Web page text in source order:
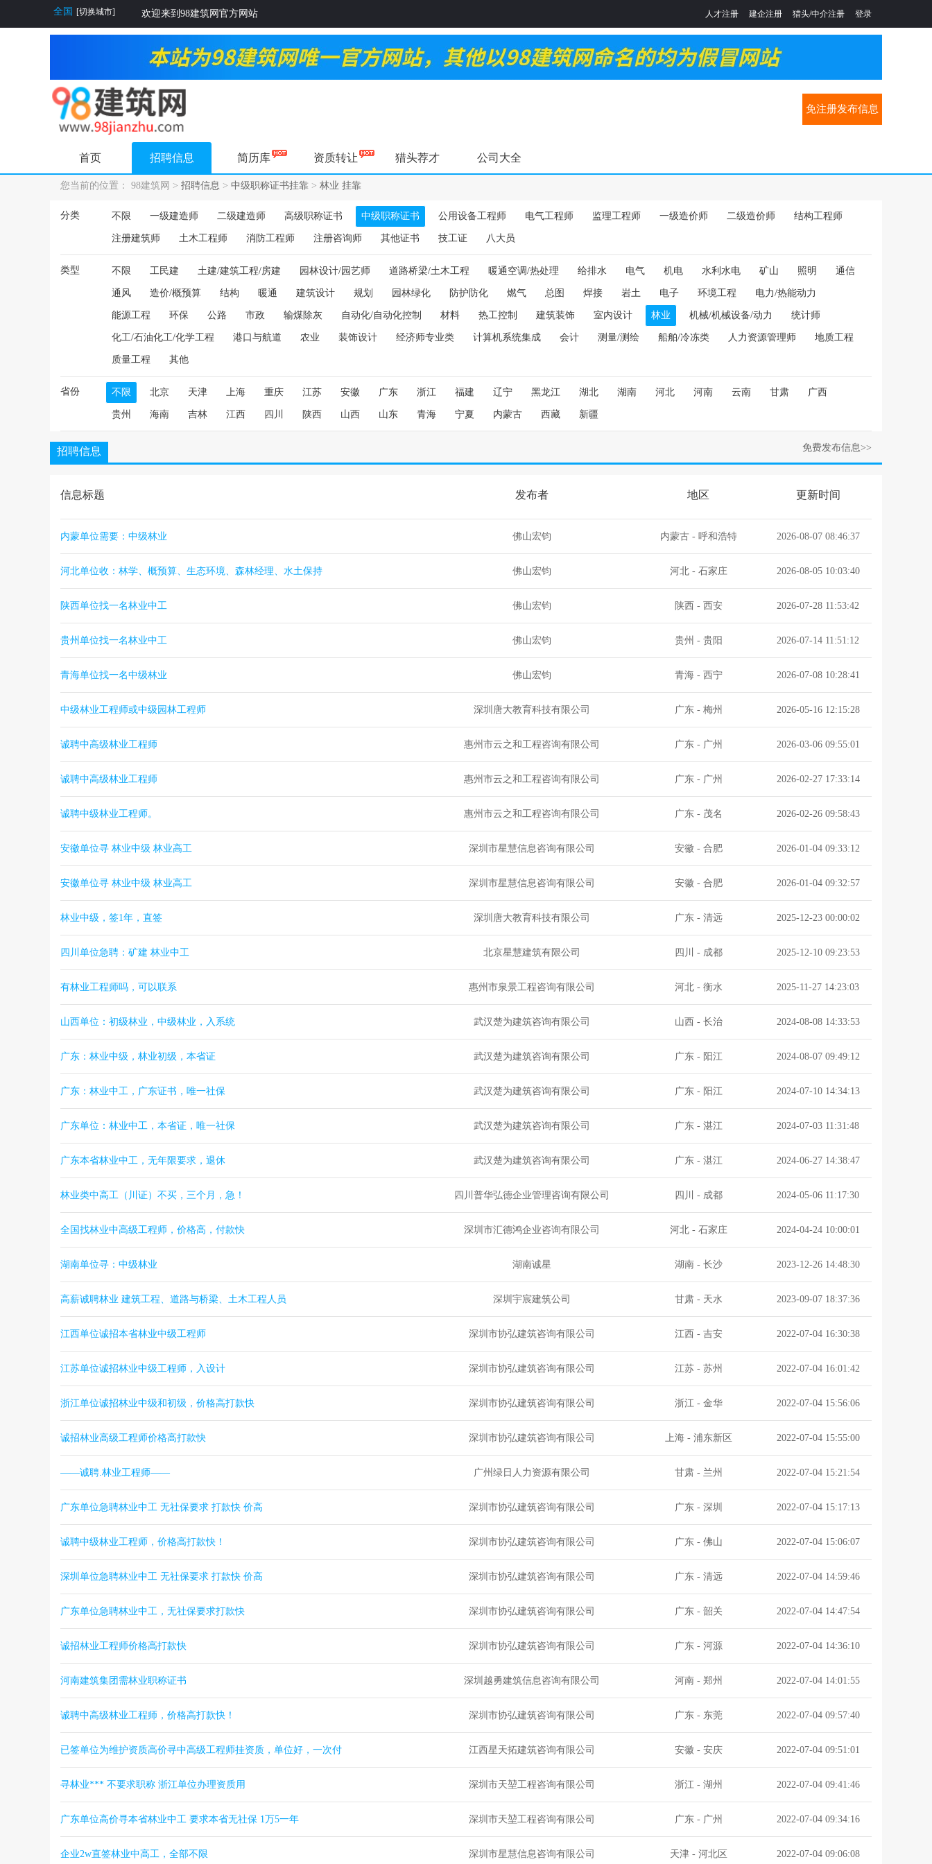
全国 [切换城市] 欢迎来到98建筑网官方网站 人才注册 建企注册 猎头/中介注册 登录
免注册发布信息
首页 招聘信息 简历库 资质转让 猎头荐才 公司大全
您当前的位置： 98建筑网 > 招聘信息 > 中级职称证书挂靠 > 林业 挂靠
分类 不限 一级建造师 二级建造师 高级职称证书 中级职称证书 公用设备工程师 电气工程师 监理工程师 一级造价师 二级造价师 结构工程师
注册建筑师 土木工程师 消防工程师 注册咨询师 其他证书 技工证 八大员
类型 不限 工民建 土建/建筑工程/房建 园林设计/园艺师 道路桥梁/土木工程 暖通空调/热处理 给排水 电气 机电 水利水电 矿山 照明 通信
通风 造价/概预算 结构 暖通 建筑设计 规划 园林绿化 防护防化 燃气 总图 焊接 岩土 电子 环境工程 电力/热能动力
能源工程 环保 公路 市政 输煤除灰 自动化/自动化控制 材料 热工控制 建筑装饰 室内设计 林业 机械/机械设备/动力 统计师
化工/石油化工/化学工程 港口与航道 农业 装饰设计 经济师专业类 计算机系统集成 会计 测量/测绘 船舶/冷冻类 人力资源管理师 地质工程
质量工程 其他
省份 不限 北京 天津 上海 重庆 江苏 安徽 广东 浙江 福建 辽宁 黑龙江 湖北 湖南 河北 河南 云南 甘肃 广西
贵州 海南 吉林 江西 四川 陕西 山西 山东 青海 宁夏 内蒙古 西藏 新疆
招聘信息 免费发布信息>>
信息标题 发布者 地区 更新时间
内蒙单位需要：中级林业 佛山宏钧 内蒙古- 呼和浩特 2026-08-07 08:46:37
河北单位收：林学、概预算、生态环境、森林经理、水土保持 佛山宏钧 河北- 石家庄 2026-08-05 10:03:40
陕西单位找一名林业中工 佛山宏钧 陕西 - 西安 2026-07-28 11:53:42
贵州单位找一名林业中工 佛山宏钧 贵州 - 贵阳 2026-07-14 11:51:12
青海单位找一名中级林业 佛山宏钧 青海- 西宁 2026-07-08 10:28:41
中级林业工程师或中级园林工程师 深圳唐大教育科技有限公司 广东- 梅州 2026-05-16 12:15:28
诚聘中高级林业工程师 惠州市云之和工程咨询有限公司 广东- 广州 2026-03-06 09:55:01
诚聘中高级林业工程师 惠州市云之和工程咨询有限公司 广东- 广州 2026-02-27 17:33:14
诚聘中级林业工程师。 惠州市云之和工程咨询有限公司 广东- 茂名 2026-02-26 09:58:43
安徽单位寻 林业中级 林业高工 深圳市星慧信息咨询有限公司 安徽- 合肥 2026-01-04 09:33:12
安徽单位寻 林业中级 林业高工 深圳市星慧信息咨询有限公司 安徽- 合肥 2026-01-04 09:32:57
林业中级，签1年，直签 深圳唐大教育科技有限公司 广东- 清远 2025-12-23 00:00:02
四川单位急聘：矿建 林业中工 北京星慧建筑有限公司 四川 - 成都 2025-12-10 09:23:53
有林业工程师吗，可以联系 惠州市泉景工程咨询有限公司 河北- 衡水 2025-11-27 14:23:03
山西单位：初级林业，中级林业，入系统 武汉楚为建筑咨询有限公司 山西 - 长治 2024-08-08 14:33:53
广东：林业中级，林业初级，本省证 武汉楚为建筑咨询有限公司 广东- 阳江 2024-08-07 09:49:12
广东：林业中工，广东证书，唯一社保 武汉楚为建筑咨询有限公司 广东- 阳江 2024-07-10 14:34:13
广东单位：林业中工，本省证，唯一社保 武汉楚为建筑咨询有限公司 广东- 湛江 2024-07-03 11:31:48
广东本省林业中工，无年限要求，退休 武汉楚为建筑咨询有限公司 广东- 湛江 2024-06-27 14:38:47
林业类中高工（川证）不买，三个月，急！ 四川普华弘德企业管理咨询有限公司 四川 - 成都 2024-05-06 11:17:30
全国找林业中高级工程师，价格高，付款快 深圳市汇德鸿企业咨询有限公司 河北- 石家庄 2024-04-24 10:00:01
湖南单位寻：中级林业 湖南诚星 湖南- 长沙 2023-12-26 14:48:30
高薪诚聘林业 建筑工程、道路与桥梁、土木工程人员 深圳宇宸建筑公司 甘肃- 天水 2023-09-07 18:37:36
江西单位诚招本省林业中级工程师 深圳市协弘建筑咨询有限公司 江西 - 吉安 2022-07-04 16:30:38
江苏单位诚招林业中级工程师，入设计 深圳市协弘建筑咨询有限公司 江苏- 苏州 2022-07-04 16:01:42
浙江单位诚招林业中级和初级，价格高打款快 深圳市协弘建筑咨询有限公司 浙江- 金华 2022-07-04 15:56:06
诚招林业高级工程师价格高打款快 深圳市协弘建筑咨询有限公司 上海- 浦东新区 2022-07-04 15:55:00
——诚聘.林业工程师—— 广州绿日人力资源有限公司 甘肃- 兰州 2022-07-04 15:21:54
广东单位急聘林业中工 无社保要求 打款快 价高 深圳市协弘建筑咨询有限公司 广东- 深圳 2022-07-04 15:17:13
诚聘中级林业工程师，价格高打款快！ 深圳市协弘建筑咨询有限公司 广东- 佛山 2022-07-04 15:06:07
深圳单位急聘林业中工 无社保要求 打款快 价高 深圳市协弘建筑咨询有限公司 广东- 清远 2022-07-04 14:59:46
广东单位急聘林业中工，无社保要求打款快 深圳市协弘建筑咨询有限公司 广东- 韶关 2022-07-04 14:47:54
诚招林业工程师价格高打款快 深圳市协弘建筑咨询有限公司 广东- 河源 2022-07-04 14:36:10
河南建筑集团需林业职称证书 深圳越勇建筑信息咨询有限公司 河南- 郑州 2022-07-04 14:01:55
诚聘中高级林业工程师，价格高打款快！ 深圳市协弘建筑咨询有限公司 广东- 东莞 2022-07-04 09:57:40
已签单位为维护资质高价寻中高级工程师挂资质，单位好，一次付 江西星天拓建筑咨询有限公司 安徽- 安庆 2022-07-04 09:51:01
寻林业*** 不要求职称 浙江单位办理资质用 深圳市天堃工程咨询有限公司 浙江- 湖州 2022-07-04 09:41:46
广东单位高价寻本省林业中工 要求本省无社保 1万5一年 深圳市天堃工程咨询有限公司 广东- 广州 2022-07-04 09:34:16
企业2w直签林业中高工，全部不限 深圳市星慧信息咨询有限公司 天津- 河北区 2022-07-04 09:06:08